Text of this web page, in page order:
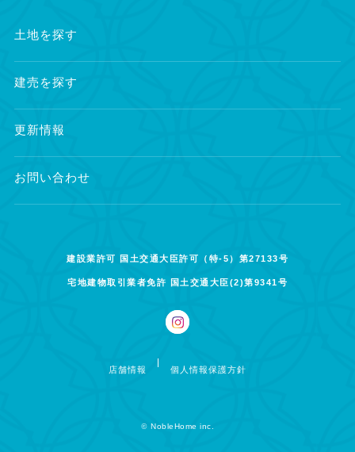
土地を探す
建売を探す
更新情報
お問い合わせ
建設業許可 国土交通大臣許可（特-5）第27133号
宅地建物取引業者免許 国土交通大臣(2)第9341号
店舗情報 個人情報保護方針
© NobleHome inc.